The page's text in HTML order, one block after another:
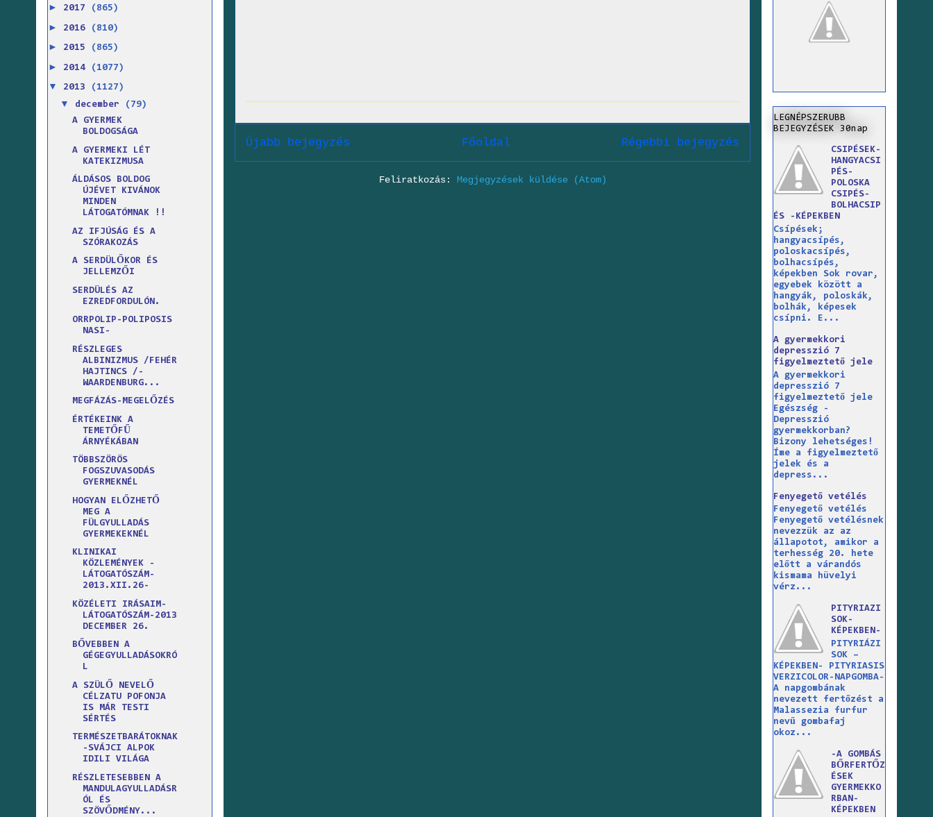
Újabb bejegyzés Régebbi bejegyzés
Főoldal
Feliratkozás: Megjegyzések küldése (Atom)
► 2017 (865)
► 2016 (810)
► 2015 (865)
► 2014 (1077)
▼ 2013 (1127)
▼ december
(79)
A GYERMEK
BOLDOGSÁGA
A GYERMEKI LÉT
KATEKIZMUSA
ÁLDÁSOS BOLDOG
ÚJÉVET KIVÁNOK
MINDEN
LÁTOGATÓMNAK !!
AZ IFJÚSÁG ÉS A
SZÓRAKOZÁS
A SERDÜLŐKOR ÉS
JELLEMZŐI
SERDÜLÉS AZ
EZREDFORDULÓN.
ORRPOLIP-POLIPOSIS
NASI-
RÉSZLEGES
ALBINIZMUS /FEHÉR
HAJTINCS /-
WAARDENBURG...
MEGFÁZÁS-MEGELŐZÉS
ÉRTÉKEINK A
TEMETŐFŰ
ÁRNYÉKÁBAN
TÖBBSZÖRÖS
FOGSZUVASODÁS
GYERMEKNÉL
HOGYAN ELŐZHETŐ
MEG A
FÜLGYULLADÁS
GYERMEKEKNÉL
KLINIKAI
KÖZLEMÉNYEK -
LÁTOGATÓSZÁM-
2013.XII.26-
KÖZÉLETI IRÁSAIM-
LÁTOGATÓSZÁM-2013
DECEMBER 26.
BŐVEBBEN A
GÉGEGYULLADÁSOKRÓ
L
A SZÜLŐ NEVELŐ
CÉLZATU POFONJA
IS MÁR TESTI
SÉRTÉS
TERMÉSZETBARÁTOKNAK
-SVÁJCI ALPOK
IDILI VILÁGA
RÉSZLETESEBBEN A
MANDULAGYULLADÁSR
ÓL ÉS
SZÖVŐDMÉNY...
LEGNÉPSZERUBB
BEJEGYZÉSEK 30nap
CSIPÉSEK-
HANGYACSI
PÉS-
POLOSKA
CSIPÉS-
BOLHACSIP
ÉS -KÉPEKBEN
Csípések;
hangyacsípés,
poloskacsípés,
bolhacsípés,
képekben Sok rovar,
egyebek között a
hangyák, poloskák,
bolhák, képesek
csípni. E...
A gyermekkori
depresszió 7
figyelmeztető jele
A gyermekkori
depresszió 7
figyelmeztető jele
Egészség -
Depresszió
gyermekkorban?
Bizony lehetséges!
Íme a figyelmeztető
jelek és a
depress...
Fenyegető vetélés
Fenyegető vetélés
Fenyegető vetélésnek
nevezzük az az
állapotot, amikor a
terhesség 20. hete
előtt a várandós
kismama hüvelyi
vérz...
PITYRIAZI
SOK-
KÉPEKBEN-
PITYRIÁZI
SOK –
KÉPEKBEN- PITYRIASIS
VERZICOLOR-NAPGOMBA-
A napgombának
nevezett fertőzést a
Malassezia furfur
nevű gombafaj
okoz...
-A GOMBÁS
BŐRFERTŐZ
ÉSEK
GYERMEKKO
RBAN-
KÉPEKBEN